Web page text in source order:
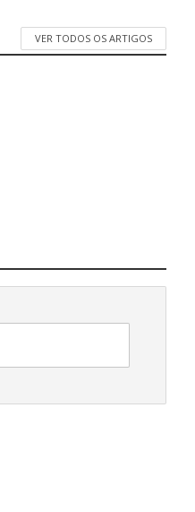
VER TODOS OS ARTIGOS